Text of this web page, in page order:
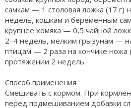
самкам — 1 столовая ложка (17 г)
недель, кошкам и беременным
крупнее хомяка — 0,5 чайной
2–4 недель, мелким грызунам —
птицам — 2 раза на кончике ножа
протяжении 2 недель.
Способ применения
Смешивать с кормом. При
перед подмешиванием добавки